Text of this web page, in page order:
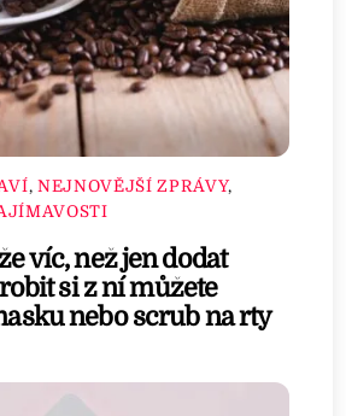
, NEJNOVĚJŠÍ ZPRÁVY,
víc, než jen dodat
si z ní můžete
nebo scrub na rty